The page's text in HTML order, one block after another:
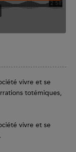
vivre et se
totémiques,
vivre et se